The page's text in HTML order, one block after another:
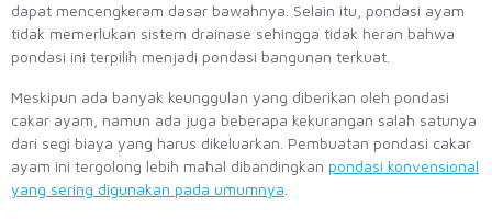
dapat mencengkeram dasar bawahnya. Selain itu, pondasi ayam
tidak memerlukan sistem drainase sehingga tidak heran bahwa
pondasi ini terpilih menjadi pondasi bangunan terkuat.
Meskipun ada banyak keunggulan yang diberikan oleh pondasi
cakar ayam, namun ada juga beberapa kekurangan salah satunya
dari segi biaya yang harus dikeluarkan. Pembuatan pondasi cakar
ayam ini tergolong lebih mahal dibandingkan pondasi konvensional
yang sering digunakan pada umumnya